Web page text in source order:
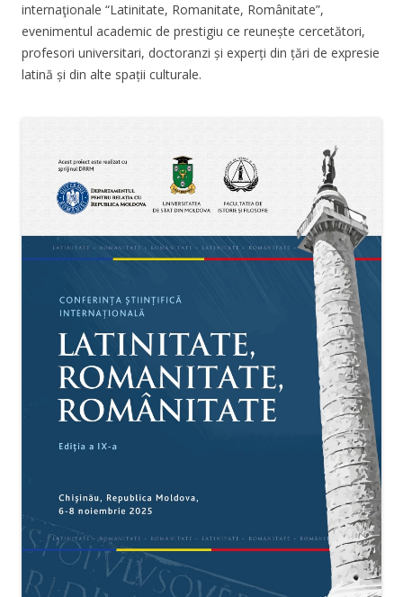
internaţionale “Latinitate, Romanitate, Românitate”,
evenimentul academic de prestigiu ce reunește cercetători,
profesori universitari, doctoranzi și experți din țări de expresie
latină și din alte spații culturale.